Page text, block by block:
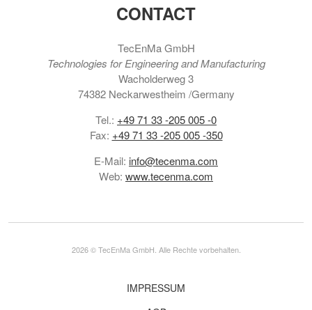
CONTACT
TecEnMa GmbH
Technologies for Engineering and Manufacturing
Wacholderweg 3
74382 Neckarwestheim /Germany
Tel.: +49 71 33 -205 005 -0
Fax: +49 71 33 -205 005 -350
E-Mail: info@tecenma.com
Web: www.tecenma.com
2026 © TecEnMa GmbH. Alle Rechte vorbehalten.
IMPRESSUM